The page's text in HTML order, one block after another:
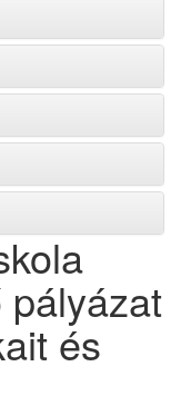
pályázat
és